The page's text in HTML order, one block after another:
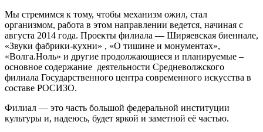
Мы стремимся к тому, чтобы механизм ожил, стал
организмом, работа в этом направлении ведется, начиная с
августа 2014 года. Проекты филиала — Ширяевская биеннале,
«Звуки фабрики-кухни» , «О тишине и монументах»,
«Волга.Ноль» и другие продолжающиеся и планируемые –
основное содержание деятельности Средневолжского
филиала Государственного центра современного искусства в
составе РОСИЗО.
Филиал — это часть большой федеральной институции
культуры и, надеюсь, будет яркой и заметной её частью.